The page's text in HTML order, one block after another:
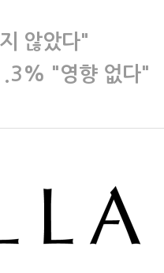
않았다"
"영향 없다"